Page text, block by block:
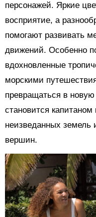
персонажей. Яркие
восприятие, а
помогают развивать
движений. Особенно
вдохновленные
морскими
превращаться в
становится
неизведанных земель
вершин.